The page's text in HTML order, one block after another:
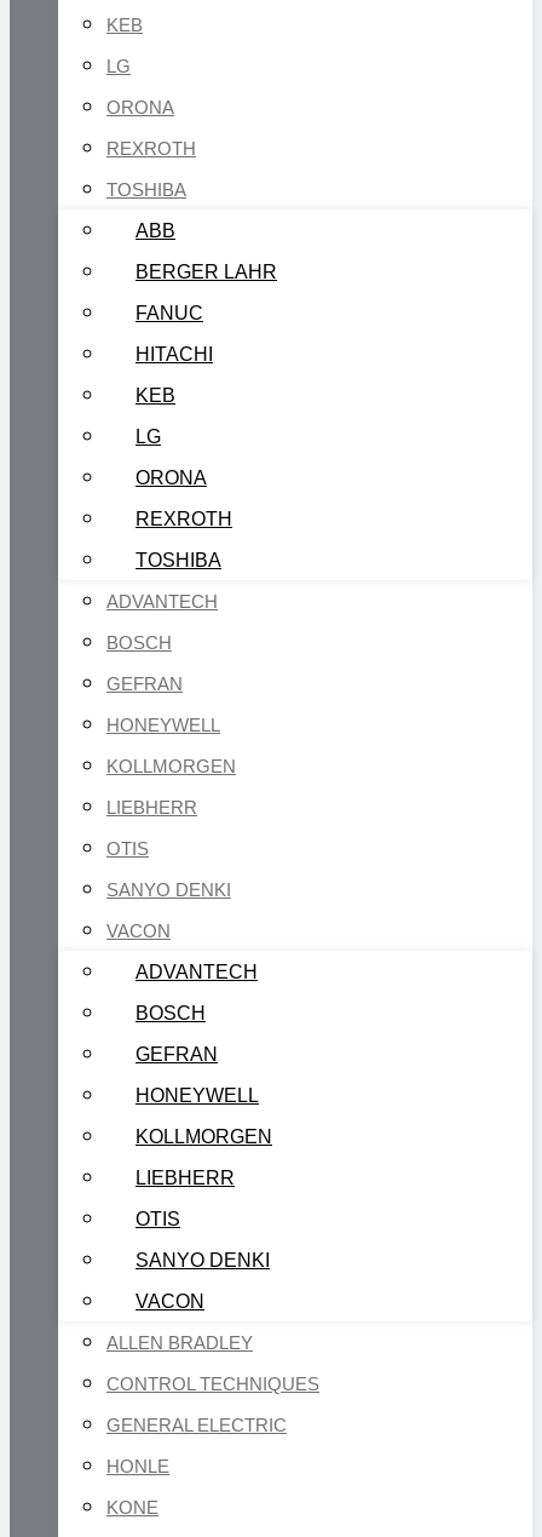
KEB
LG
ORONA
REXROTH
TOSHIBA
ABB
BERGER LAHR
FANUC
HITACHI
KEB
LG
ORONA
REXROTH
TOSHIBA
ADVANTECH
BOSCH
GEFRAN
HONEYWELL
KOLLMORGEN
LIEBHERR
OTIS
SANYO DENKI
VACON
ADVANTECH
BOSCH
GEFRAN
HONEYWELL
KOLLMORGEN
LIEBHERR
OTIS
SANYO DENKI
VACON
ALLEN BRADLEY
CONTROL TECHNIQUES
GENERAL ELECTRIC
HONLE
KONE